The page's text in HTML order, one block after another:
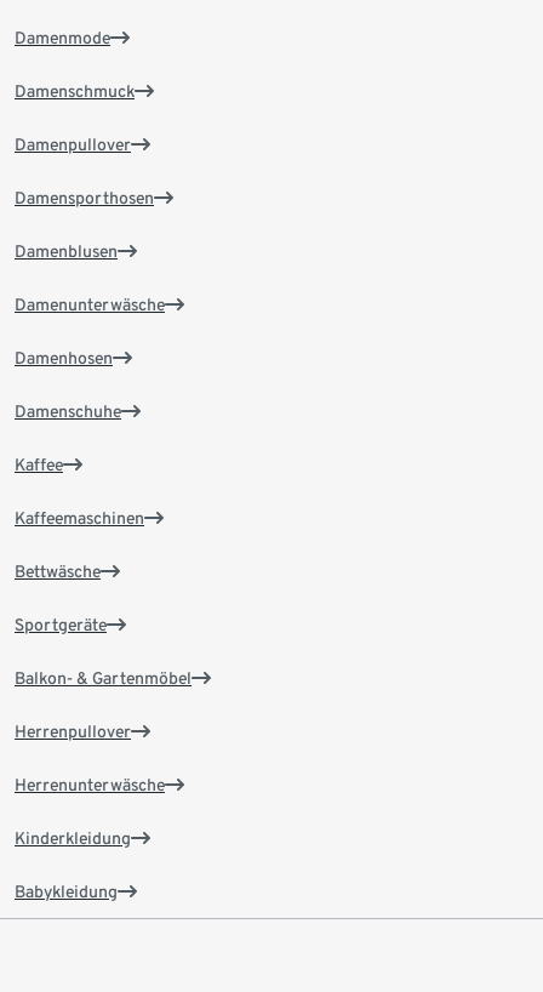
Damenmode
Damenschmuck
Damenpullover
Damensporthosen
Damenblusen
Damenunterwäsche
Damenhosen
Damenschuhe
Kaffee
Kaffeemaschinen
Bettwäsche
Sportgeräte
Balkon- & Gartenmöbel
Herrenpullover
Herrenunterwäsche
Kinderkleidung
Babykleidung